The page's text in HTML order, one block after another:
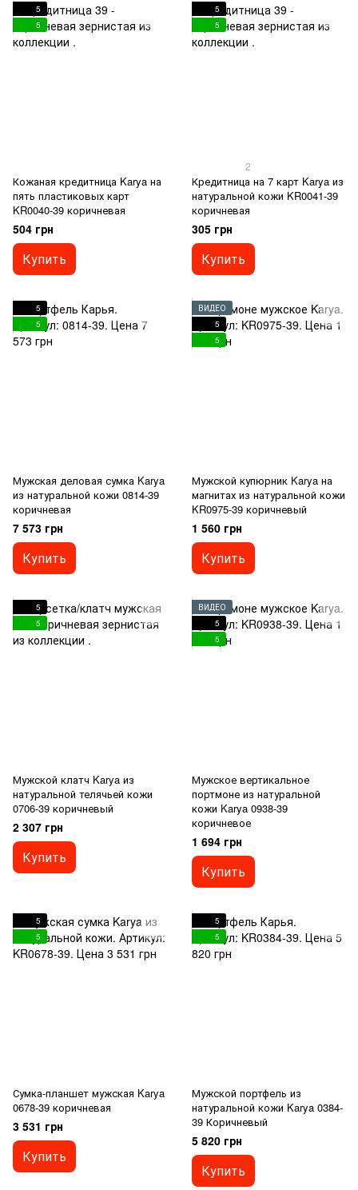
5
5
Кожаная кредитница Karya на
пять пластиковых карт
KR0040-39 коричневая
504 грн
Купить
5
5
2
Кредитница на 7 карт Karya из
натуральной кожи KR0041-39
коричневая
305 грн
Купить
5
5
Мужская деловая сумка Karya
из натуральной кожи 0814-39
коричневая
7 573 грн
Купить
ВИДЕО
5
5
Мужской купюрник Karya на
магнитах из натуральной кожи
KR0975-39 коричневый
1 560 грн
Купить
5
5
Мужской клатч Karya из
натуральной телячьей кожи
0706-39 коричневый
2 307 грн
Купить
ВИДЕО
5
5
Мужское вертикальное
портмоне из натуральной
кожи Karya 0938-39
коричневое
1 694 грн
Купить
5
5
Сумка-планшет мужская Karya
0678-39 коричневая
3 531 грн
Купить
5
5
Мужской портфель из
натуральной кожи Karya 0384-
39 Коричневый
5 820 грн
Купить